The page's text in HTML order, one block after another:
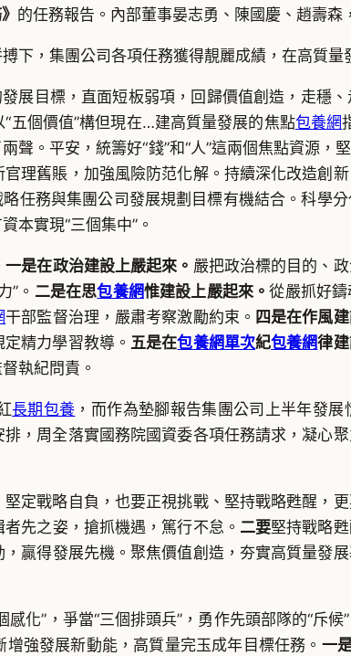
的任務報告。內部董事晏志勇、陳國慶、趙壽森
下，集團公司各項任務獲得靚麗成績，在高質
展目標，直面短板弱項，回歸價值創造，走穩
“五個價值”構但現在…建高質量發展的焦點包養網
。平安，統籌好“錢”和“人”這兩個焦點資源，
理舊賬，加強風險防范化解。持續深化改造創
任務與集團公司發展規劃目標有機結合。科學
本實現“三個集中”。
一是在政治建設上嚴起來。 嚴把政治標的目的、
”。 二是在思包養網惟建設上嚴起來。從嚴抓好
干部監督治理，嚴肅考察激勵約束。 四是在作風
精力學習教導。 五是在包養網單次紀包養網律
執紀問責。
長期包養 ，而作為墊腳報告集團公司上半年發
，周全落實國務院國資委各項任務請求，凝心
定戰略自負，也要正視挑戰、堅持戰略甦醒，
先之姿，搶抓機遇，篤行不怠。 二要堅持戰略
，贏得發展先機。聚焦價值創造，夯實高質量發
化”，爭當“三個排頭兵”，勇作先頭部隊的“斥候
增強發展新動能，高質量完玉成年目標任務。 一